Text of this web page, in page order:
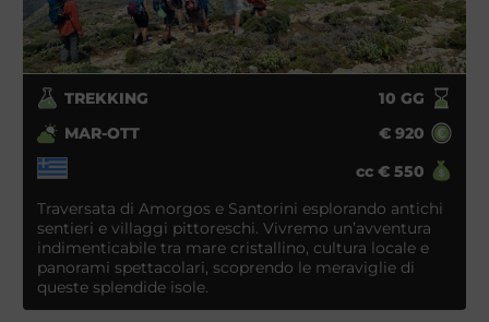
TREKKING 10 GG
MAR-OTT
€ 920
cc € 550
Traversata di Amorgos e Santorini esplorando antichi
sentieri e villaggi pittoreschi. Vivremo un’avventura
indimenticabile tra mare cristallino, cultura locale e
panorami spettacolari, scoprendo le meraviglie di
queste splendide isole.